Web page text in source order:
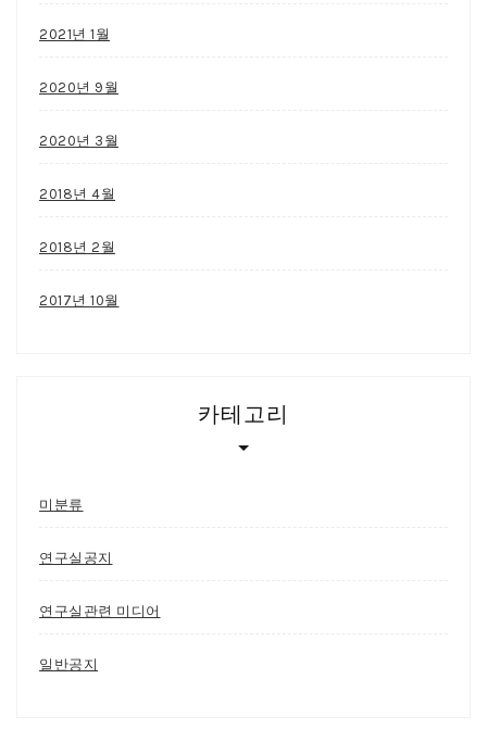
2021년 1월
2020년 9월
2020년 3월
2018년 4월
2018년 2월
2017년 10월
카테고리
미분류
연구실공지
연구실관련 미디어
일반공지